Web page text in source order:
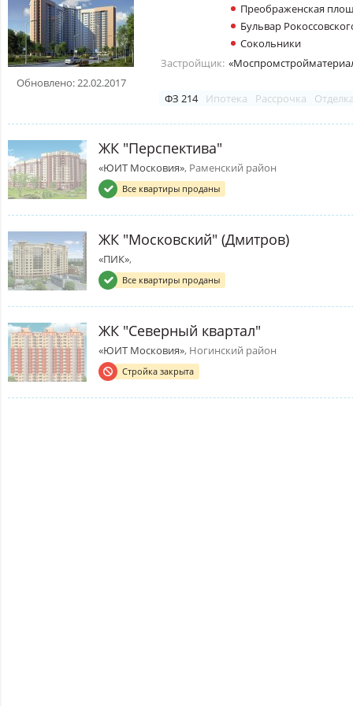
Обновлено: 22.02.2017
Преображенская
Бульвар
Сокольники
Застройщик:
ФЗ 214 Ипотека Рассрочка
ЖК "Перспектива"
«ЮИТ Московия», Раменский район
Все квартиры проданы
ЖК "Московский" (Дмитров)
«ПИК»,
Все квартиры проданы
ЖК "Северный квартал"
«ЮИТ Московия», Ногинский район
Стройка закрыта